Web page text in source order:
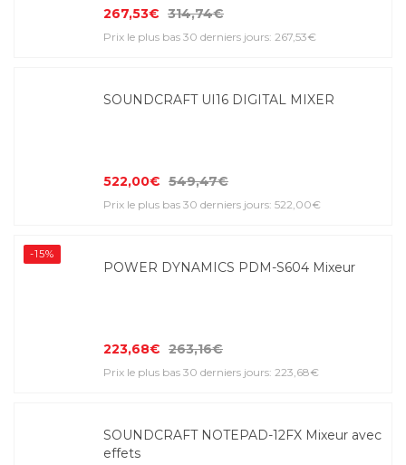
267,53€ 314,74€
Prix le plus bas 30 derniers jours: 267,53€
SOUNDCRAFT UI16 DIGITAL MIXER
522,00€ 549,47€
Prix le plus bas 30 derniers jours: 522,00€
-15%
POWER DYNAMICS PDM-S604 Mixeur
223,68€ 263,16€
Prix le plus bas 30 derniers jours: 223,68€
SOUNDCRAFT NOTEPAD-12FX Mixeur avec
effets